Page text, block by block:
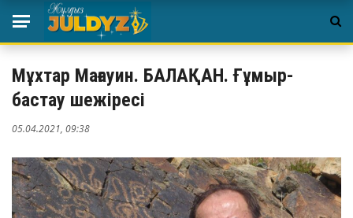
Мұхтар Мағауин. БАЛАҚАН. Ғұмыр-
бастау шежіресі
05.04.2021, 09:38